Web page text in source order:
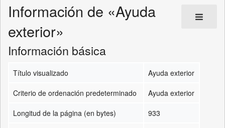
Información de «Ayuda
exterior»
Información básica
Título visualizado
Ayuda exterior
Criterio de ordenación predeterminado
Ayuda exterior
Longitud de la página (en bytes)
933